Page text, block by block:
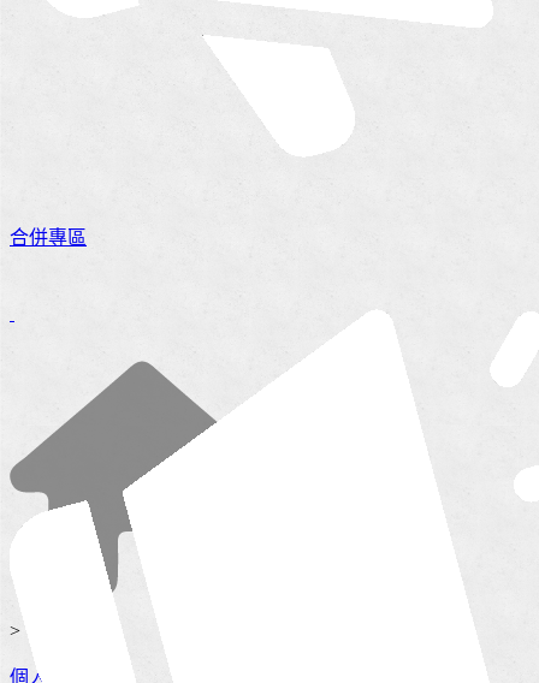
合併專區
>
個人服務